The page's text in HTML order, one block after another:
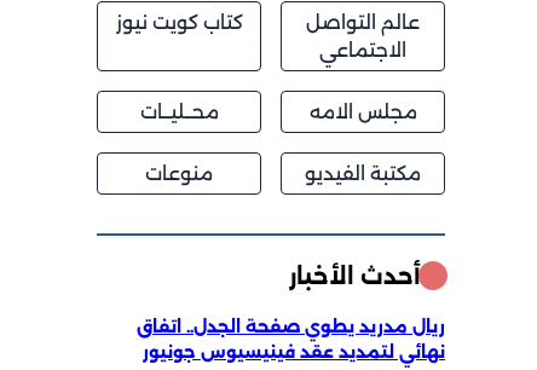
عالم التواصل
الاجتماعي
كتاب كويت نيوز
مجلس الامه محــليــات
مكتبة الفيديو منوعات
أحدث الأخبار
ريال مدريد يطوي صفحة الجدل.. اتفاق
نهائي لتمديد عقد فينيسيوس جونيور